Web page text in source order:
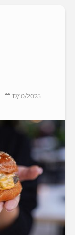
17/10/2025